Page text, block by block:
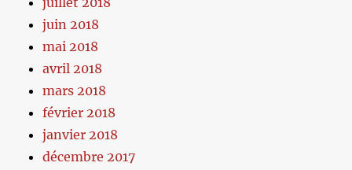
juin 2018
mai 2018
avril 2018
mars 2018
février 2018
janvier 2018
décembre 2017